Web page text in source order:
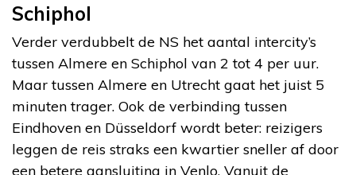
Schiphol
Verder verdubbelt de NS het aantal intercity’s
tussen Almere en Schiphol van 2 tot 4 per uur.
Maar tussen Almere en Utrecht gaat het juist 5
minuten trager. Ook de verbinding tussen
Eindhoven en Düsseldorf wordt beter: reizigers
leggen de reis straks een kwartier sneller af door
een betere aansluiting in Venlo. Vanuit de